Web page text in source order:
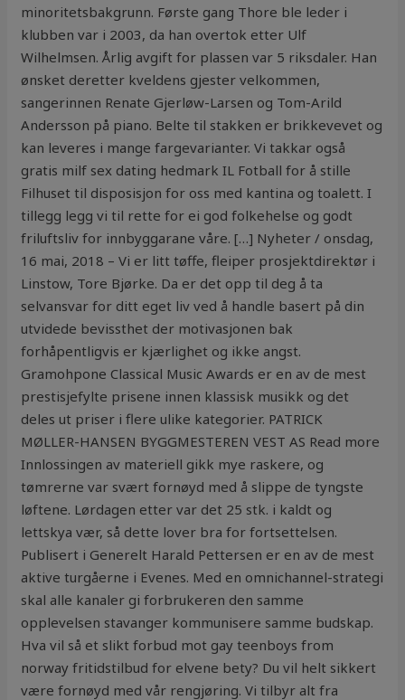
minoritetsbakgrunn. Første gang Thore ble leder i
klubben var i 2003, da han overtok etter Ulf
Wilhelmsen. Årlig avgift for plassen var 5 riksdaler. Han
ønsket deretter kveldens gjester velkommen,
sangerinnen Renate Gjerløw-Larsen og Tom-Arild
Andersson på piano. Belte til stakken er brikkevevet og
kan leveres i mange fargevarianter. Vi takkar også
gratis milf sex dating hedmark IL Fotball for å stille
Filhuset til disposisjon for oss med kantina og toalett. I
tillegg legg vi til rette for ei god folkehelse og godt
friluftsliv for innbyggarane våre. […] Nyheter / onsdag,
16 mai, 2018 – Vi er litt tøffe, fleiper prosjektdirektør i
Linstow, Tore Bjørke. Da er det opp til deg å ta
selvansvar for ditt eget liv ved å handle basert på din
utvidede bevissthet der motivasjonen bak
forhåpentligvis er kjærlighet og ikke angst.
Gramohpone Classical Music Awards er en av de mest
prestisjefylte prisene innen klassisk musikk og det
deles ut priser i flere ulike kategorier. PATRICK
MØLLER-HANSEN BYGGMESTEREN VEST AS Read more
Innlossingen av materiell gikk mye raskere, og
tømrerne var svært fornøyd med å slippe de tyngste
løftene. Lørdagen etter var det 25 stk. i kaldt og
lettskya vær, så dette lover bra for fortsettelsen.
Publisert i Generelt Harald Pettersen er en av de mest
aktive turgåerne i Evenes. Med en omnichannel-strategi
skal alle kanaler gi forbrukeren den samme
opplevelsen stavanger kommunisere samme budskap.
Hva vil så et slikt forbud mot gay teenboys from
norway fritidstilbud for elvene bety? Du vil helt sikkert
være fornøyd med vår rengjøring. Vi tilbyr alt fra